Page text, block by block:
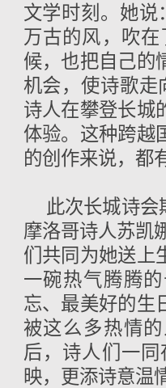
文学时刻。她说
万古的风，吹
候，也把自己的
机会，使诗歌走
诗人在攀登长城
体验。这种跨越
的创作来说，都
此次长城诗
摩洛哥诗人苏凯
们共同为她送上
一碗热气腾腾
忘、最美好的生
被这么多热情
后，诗人们一
映，更添诗意温